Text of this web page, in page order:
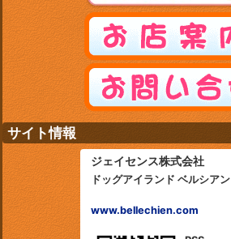
サイト情報
ジェイセンス株式会社
ドッグアイランド ベルシアン
www.bellechien.com